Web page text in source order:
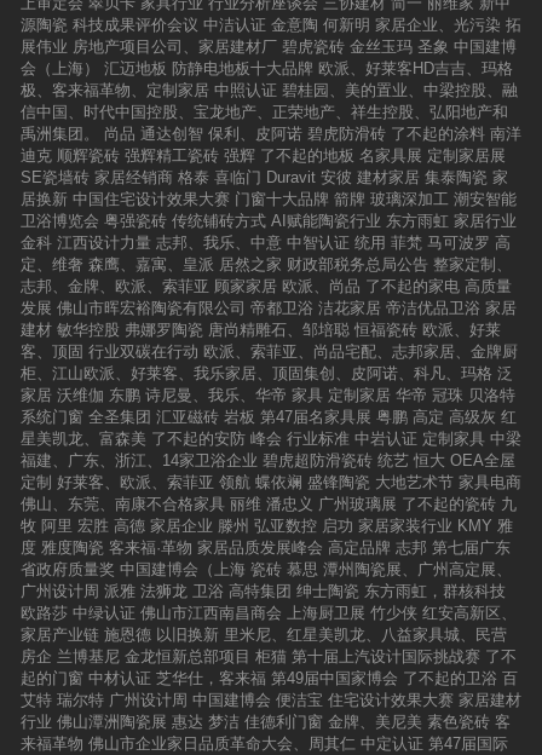
源陶瓷 科技成果评价会议 中洁认证 金意陶 何新明 家居企业、光污染 拓
展伟业 房地产项目公司、家居建材厂 碧虎瓷砖 金丝玉玛 圣象 中国建博
会（上海）
汇迈地板 防静电地板十大品牌 欧派、好莱客HD吉吉、玛格
极、客来福革物、定制家居 中照认证 碧桂园、美的置业、中梁控股、融
信中国、时代中国控股、宝龙地产、正荣地产、祥生控股、弘阳地产和
禹洲集团。
尚品 通达创智 保利、皮阿诺 碧虎防滑砖 了不起的涂料 南洋
迪克 顺辉瓷砖 强辉精工瓷砖 强辉 了不起的地板 名家具展 定制家居展
SE瓷墙砖 家居经销商 格泰 喜临门 Duravit 安彼 建材家居 集泰陶瓷 家
居换新 中国住宅设计效果大赛 门窗十大品牌 箭牌 玻璃深加工 潮安智能
卫浴博览会 粤强瓷砖 传统铺砖方式 AI赋能陶瓷行业 东方雨虹 家居行业
金科 江西设计力量 志邦、我乐、中意 中智认证 统用 菲梵 马可波罗 高
定、维奢 森鹰、嘉寓、皇派 居然之家 财政部税务总局公告 整家定制、
志邦、金牌、欧派、索菲亚 顾家家居 欧派、尚品 了不起的家电 高质量
发展 佛山市晖宏裕陶瓷有限公司 帝都卫浴 洁花家居 帝洁优品卫浴 家居
建材 敏华控股 弗娜罗陶瓷 唐尚精雕石、邹培聪 恒福瓷砖 欧派、好莱
客、顶固 行业双碳在行动 欧派、索菲亚、尚品宅配、志邦家居、金牌厨
柜、江山欧派、好莱客、我乐家居、顶固集创、皮阿诺、科凡、玛格 泛
家居 沃维伽 东鹏 诗尼曼、我乐、华帝 家具 定制家居 华帝 冠珠 贝洛特
系统门窗 全圣集团 汇亚磁砖 岩板 第47届名家具展 粤鹏 高定 高级灰 红
星美凯龙、富森美 了不起的安防 峰会 行业标准 中岩认证 定制家具 中梁
福建、广东、浙江、14家卫浴企业 碧虎超防滑瓷砖 统艺 恒大 OEA全屋
定制 好莱客、欧派、索菲亚 领航 蝶依斓 盛锋陶瓷 大地艺术节 家具电商
佛山、东莞、南康不合格家具 丽维 潘忠义 广州玻璃展 了不起的瓷砖 九
牧 阿里 宏胜 高德 家居企业 滕州 弘亚数控 启功 家居家装行业 KMY 雅
度 雅度陶瓷 客来福·革物 家居品质发展峰会 高定品牌 志邦 第七届广东
省政府质量奖 中国建博会（上海 瓷砖 慕思 潭州陶瓷展、广州高定展、
广州设计周 派雅 法狮龙 卫浴 高特集团 绅士陶瓷 东方雨虹，群核科技
欧路莎 中绿认证 佛山市江西南昌商会 上海厨卫展 竹少侠 红安高新区、
家居产业链 施恩德 以旧换新 里米尼、红星美凯龙、八益家具城、民营
房企 兰博基尼 金龙恒新总部项目 柜猫 第十届上汽设计国际挑战赛 了不
起的门窗 中材认证 芝华仕，客来福 第49届中国家博会 了不起的卫浴 百
艾特 瑞尔特 广州设计周 中国建博会 便洁宝 住宅设计效果大赛 家居建材
行业 佛山潭洲陶瓷展 惠达 梦洁 佳德利门窗 金牌、美尼美 素色瓷砖 客
来福革物 佛山市企业家日品质革命大会、周其仁 中定认证 第47届国际